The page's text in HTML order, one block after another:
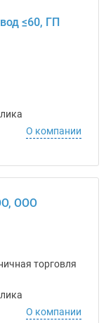
≤60, ГП
О компании
ООО
торговля
О компании